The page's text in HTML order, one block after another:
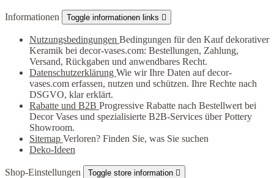
Informationen Toggle informationen links 
Nutzungsbedingungen Bedingungen für den Kauf dekorativer
Keramik bei decor-vases.com: Bestellungen, Zahlung,
Versand, Rückgaben und anwendbares Recht.
Datenschutzerklärung Wie wir Ihre Daten auf decor-
vases.com erfassen, nutzen und schützen. Ihre Rechte nach
DSGVO, klar erklärt.
Rabatte und B2B Progressive Rabatte nach Bestellwert bei
Decor Vases und spezialisierte B2B-Services über Pottery
Showroom.
Sitemap Verloren? Finden Sie, was Sie suchen
Deko-Ideen
Shop-Einstellungen Toggle store information 